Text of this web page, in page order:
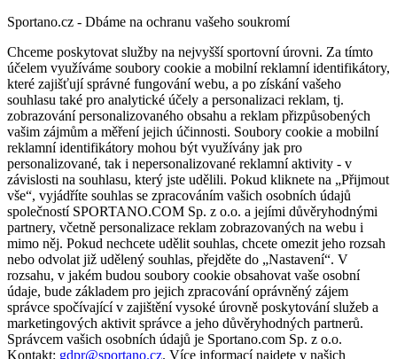
Sportano.cz - Dbáme na ochranu vašeho soukromí
Chceme poskytovat služby na nejvyšší sportovní úrovni. Za tímto
účelem využíváme soubory cookie a mobilní reklamní identifikátory,
které zajišťují správné fungování webu, a po získání vašeho
souhlasu také pro analytické účely a personalizaci reklam, tj.
zobrazování personalizovaného obsahu a reklam přizpůsobených
vašim zájmům a měření jejich účinnosti. Soubory cookie a mobilní
reklamní identifikátory mohou být využívány jak pro
personalizované, tak i nepersonalizované reklamní aktivity - v
závislosti na souhlasu, který jste udělili. Pokud kliknete na „Přijmout
vše“, vyjádříte souhlas se zpracováním vašich osobních údajů
společností SPORTANO.COM Sp. z o.o. a jejími důvěryhodnými
partnery, včetně personalizace reklam zobrazovaných na webu i
mimo něj. Pokud nechcete udělit souhlas, chcete omezit jeho rozsah
nebo odvolat již udělený souhlas, přejděte do „Nastavení“. V
rozsahu, v jakém budou soubory cookie obsahovat vaše osobní
údaje, bude základem pro jejich zpracování oprávněný zájem
správce spočívající v zajištění vysoké úrovně poskytování služeb a
marketingových aktivit správce a jeho důvěryhodných partnerů.
Správcem vašich osobních údajů je Sportano.com Sp. z o.o.
Kontakt: gdpr@sportano.cz. Více informací najdete v našich